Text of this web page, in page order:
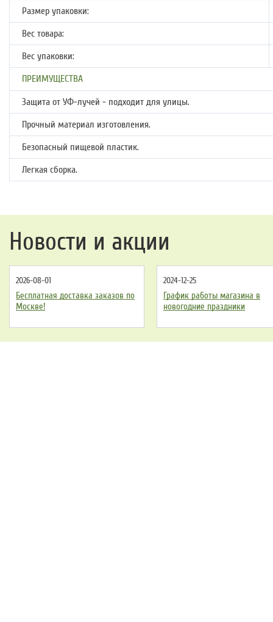
Размер упаковки:
Вес товара:
Вес упаковки:
ПРЕИМУЩЕСТВА
Защита от УФ-лучей - подходит для улицы.
Прочный материал изготовления.
Безопасный пищевой пластик.
Легкая сборка.
Новости и акции
2026-08-01
Бесплатная доставка заказов по
Москве!
2024-12-25
График работы магазина в
новогодние праздники